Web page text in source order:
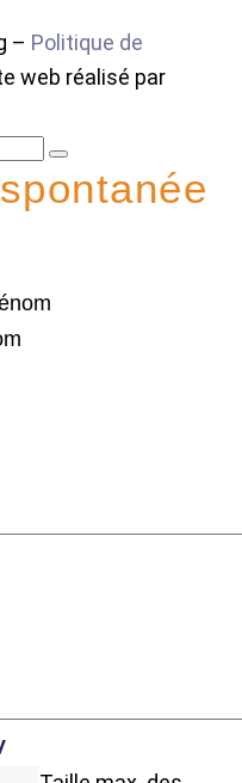
– Politique de
web réalisé par